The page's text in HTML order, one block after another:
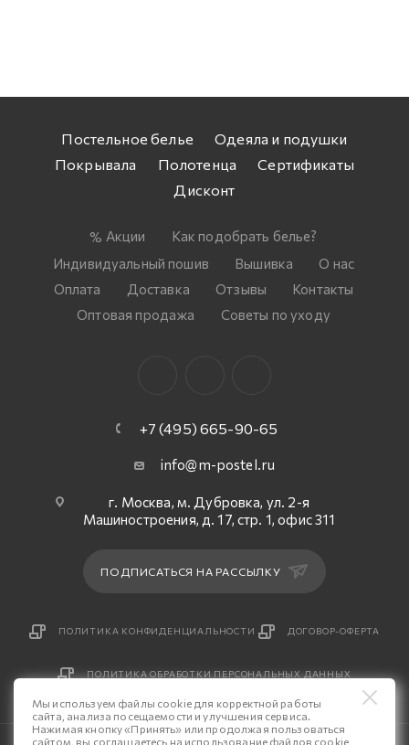
Постельное белье
Одеяла и подушки
Покрывала
Полотенца
Сертификаты
Дисконт
Акции
Как подобрать белье?
Индивидуальный пошив
Вышивка
О нас
Оплата
Доставка Отзывы
Контакты
Оптовая продажа
Советы по уходу
+7 (495) 665-90-65
info@m-postel.ru
г. Москва, м. Дубровка, ул. 2-я
Машиностроения, д. 17, стр. 1, офис 311
ПОДПИСАТЬСЯ НА РАССЫЛКУ
ПОЛИТИКА КОНФИДЕНЦИАЛЬНОСТИ ДОГОВОР-ОФЕРТА
ПОЛИТИКА ОБРАБОТКИ ПЕРСОНАЛЬНЫХ ДАННЫХ
Мы используем файлы cookie для корректной работы
сайта, анализа посещаемости и улучшения сервиса.
Нажимая кнопку «Принять» или продолжая пользоваться
сайтом, вы соглашаетесь на использование файлов cookie